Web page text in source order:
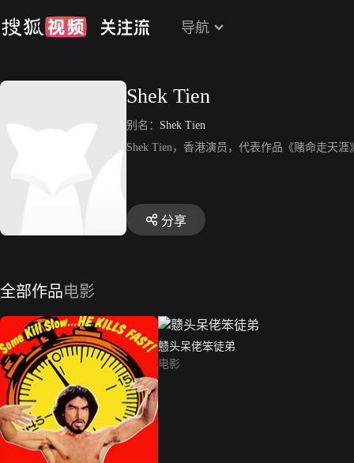
导航
Shek Tien
别名： Shek Tien
Shek Tien，香港演员，代表作品《赌命走天
分享
全部作品电影
戆头呆佬笨徒弟
电影